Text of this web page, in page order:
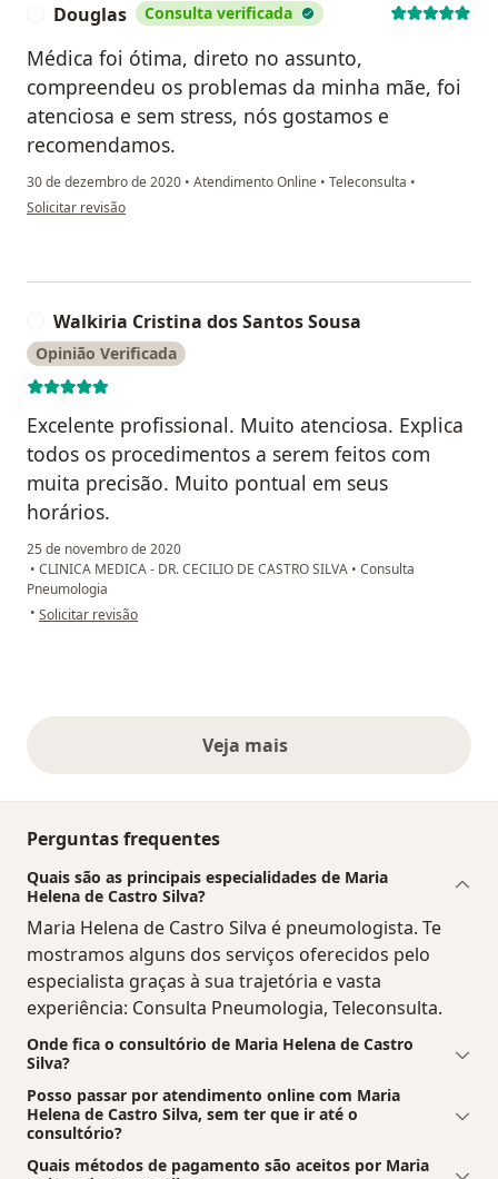
Douglas Consulta verificada
Médica foi ótima, direto no assunto,
compreendeu os problemas da minha mãe, foi
atenciosa e sem stress, nós gostamos e
recomendamos.
30 de dezembro de 2020 • Atendimento Online • Teleconsulta •
na opinião do utilizador Douglas
Solicitar revisão
Walkiria Cristina dos Santos Sousa
Opinião Verificada
Excelente profissional. Muito atenciosa. Explica
todos os procedimentos a serem feitos com
muita precisão. Muito pontual em seus
horários.
25 de novembro de 2020
• CLINICA MEDICA - DR. CECILIO DE CASTRO SILVA • Consulta
Pneumologia
• na opinião do utilizador Walkiria Cristina dos Santos Sousa
Solicitar revisão
Veja maisopiniões acima
Perguntas frequentes
Quais são as principais especialidades de Maria
Helena de Castro Silva?
Maria Helena de Castro Silva é pneumologista. Te
mostramos alguns dos serviços oferecidos pelo
especialista graças à sua trajetória e vasta
experiência: Consulta Pneumologia, Teleconsulta.
Onde fica o consultório de Maria Helena de Castro
Silva?
Posso passar por atendimento online com Maria
Helena de Castro Silva, sem ter que ir até o
consultório?
Quais métodos de pagamento são aceitos por Maria